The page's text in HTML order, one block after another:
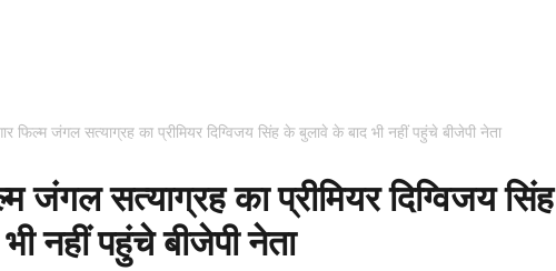
फिल्म जंगल सत्याग्रह का प्रीमियर दिग्विजय सिंह के बुलावे के बाद भी नहीं पहुंचे बीजेपी नेता
जंगल सत्याग्रह का प्रीमियर दिग्विजय सिंह
नहीं पहुंचे बीजेपी नेता